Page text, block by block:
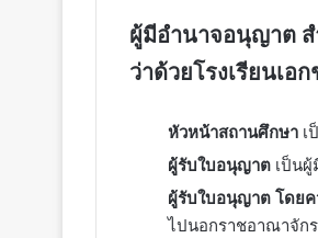
ผู้มีอำนาจอนุญาต ส
ว่าด้วยโรงเรียนเอ
หัวหน้าสถานศึกษา เ
ผู้รับใบอนุญาต เป็น
ผู้รับใบอนุญาต โดยค
ไปนอกราชอาณาจักร